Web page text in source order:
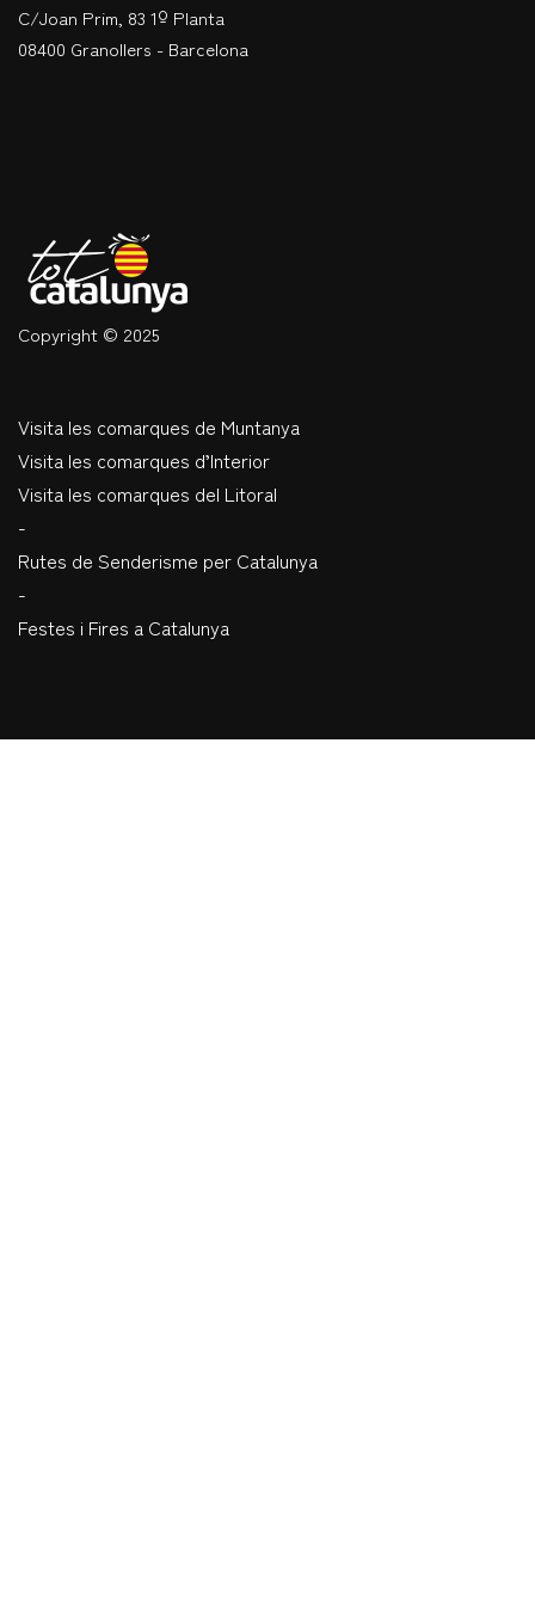
C/Joan Prim, 83 1º Planta
08400 Granollers - Barcelona
Copyright © 2025
Visita les comarques de Muntanya
Visita les comarques d’Interior
Visita les comarques del Litoral
-
Rutes de Senderisme per Catalunya
-
Festes i Fires a Catalunya